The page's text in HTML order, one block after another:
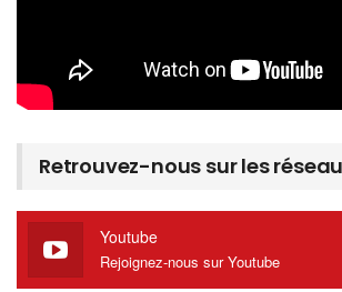
Retrouvez-nous sur les
Youtube
Rejoignez-nous sur Youtube